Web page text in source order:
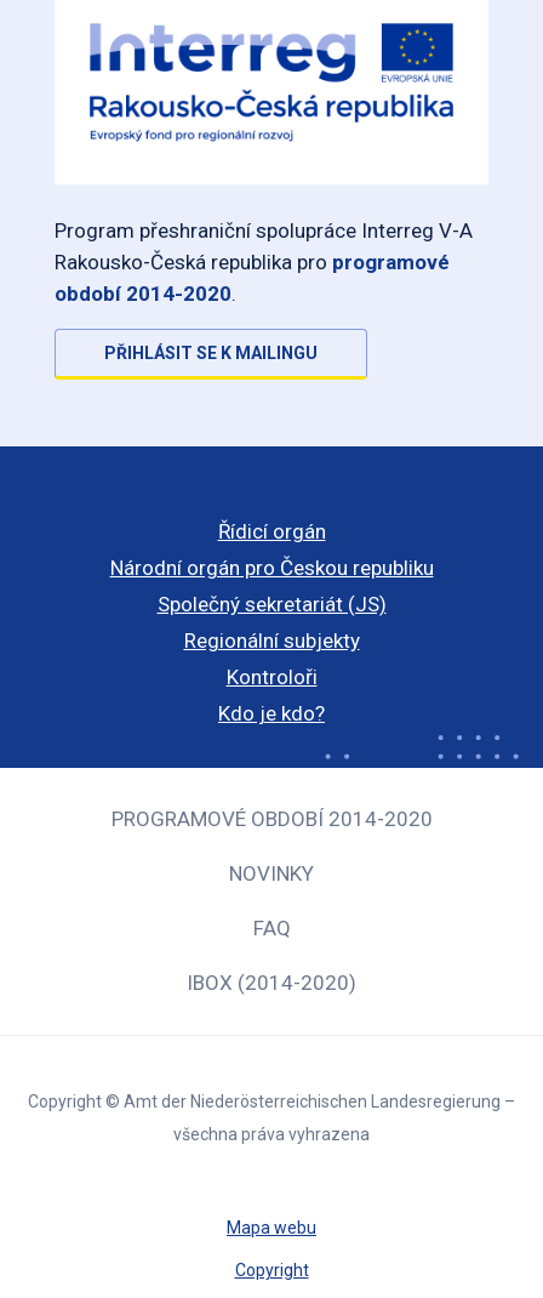
Program přeshraniční spolupráce Interreg V-A
Rakousko-Česká republika pro programové
období 2014-2020.
PŘIHLÁSIT SE K MAILINGU
Řídicí orgán
Národní orgán pro Českou republiku
Společný sekretariát (JS)
Regionální subjekty
Kontroloři
Kdo je kdo?
PROGRAMOVÉ OBDOBÍ 2014-2020
NOVINKY
FAQ
IBOX (2014-2020)
Copyright © Amt der Niederösterreichischen Landesregierung –
všechna práva vyhrazena
Mapa webu
Copyright